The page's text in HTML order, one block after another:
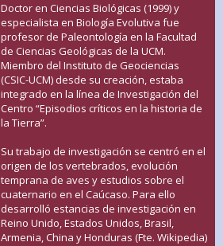
Doctor en Ciencias Biológicas (1999) y
especialista en Biología Evolutiva fue
profesor de Paleontología en la Facultad
de Ciencias Geológicas de la UCM.
Miembro del Instituto de Geociencias
(CSIC-UCM) desde su creación, estaba
integrado en la línea de Investigación del
Centro “Episodios críticos en la historia de
la Tierra”.
Su trabajo de investigación se centró en el
origen de los vertebrados, evolución
temprana de aves y estudios sobre el
cuaternario en el Caúcaso. Para ello
desarrolló estancias de investigación en
Reino Unido, Estados Unidos, Brasil,
Armenia, China y Honduras (Fte. Wikipedia)